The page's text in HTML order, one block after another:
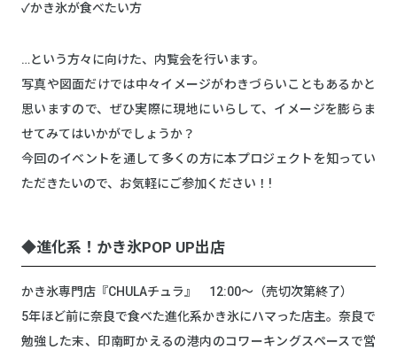
✓かき氷が食べたい方
…という方々に向けた、内覧会を行います。
写真や図面だけでは中々イメージがわきづらいこともあるかと
思いますので、ぜひ実際に現地にいらして、イメージを膨らま
せてみてはいかがでしょうか？
今回のイベントを通して多くの方に本プロジェクトを知ってい
ただきたいので、お気軽にご参加ください！!
◆進化系！かき氷POP UP出店
かき氷専門店『CHULAチュラ』 12:00～（売切次第終了）
5年ほど前に奈良で食べた進化系かき氷にハマった店主。奈良で
勉強した末、印南町かえるの港内のコワーキングスペースで営